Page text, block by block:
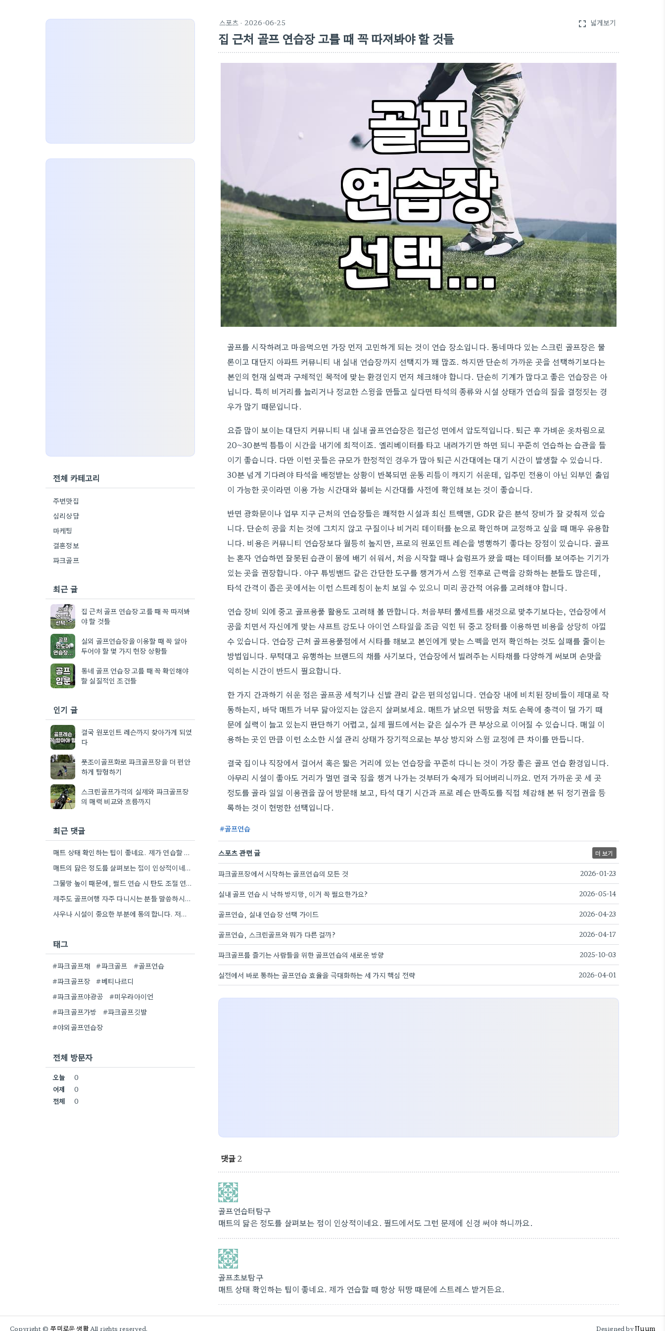
스포츠 · 2026-06-25 fullscreen 넓게보기
집 근처 골프 연습장 고를 때 꼭 따져봐야 할 것들
골프를 시작하려고 마음먹으면 가장 먼저 고민하게 되는 것이 연습 장소입니다. 동네마다 있는 스크린 골프장은 물
론이고 대단지 아파트 커뮤니티 내 실내 연습장까지 선택지가 꽤 많죠. 하지만 단순히 가까운 곳을 선택하기보다는
본인의 현재 실력과 구체적인 목적에 맞는 환경인지 먼저 체크해야 합니다. 단순히 기계가 많다고 좋은 연습장은 아
닙니다. 특히 비거리를 늘리거나 정교한 스윙을 만들고 싶다면 타석의 종류와 시설 상태가 연습의 질을 결정짓는 경
우가 많기 때문입니다.
요즘 많이 보이는 대단지 커뮤니티 내 실내 골프연습장은 접근성 면에서 압도적입니다. 퇴근 후 가벼운 옷차림으로
20~30분씩 틈틈이 시간을 내기에 최적이죠. 엘리베이터를 타고 내려가기만 하면 되니 꾸준히 연습하는 습관을 들
이기 좋습니다. 다만 이런 곳들은 규모가 한정적인 경우가 많아 퇴근 시간대에는 대기 시간이 발생할 수 있습니다.
30분 넘게 기다려야 타석을 배정받는 상황이 반복되면 운동 리듬이 깨지기 쉬운데, 입주민 전용이 아닌 외부인 출입
이 가능한 곳이라면 이용 가능 시간대와 붐비는 시간대를 사전에 확인해 보는 것이 좋습니다.
반면 광화문이나 업무 지구 근처의 연습장들은 쾌적한 시설과 최신 트랙맨, GDR 같은 분석 장비가 잘 갖춰져 있습
니다. 단순히 공을 치는 것에 그치지 않고 구질이나 비거리 데이터를 눈으로 확인하며 교정하고 싶을 때 매우 유용합
니다. 비용은 커뮤니티 연습장보다 월등히 높지만, 프로의 원포인트 레슨을 병행하기 좋다는 장점이 있습니다. 골프
는 혼자 연습하면 잘못된 습관이 몸에 배기 쉬워서, 처음 시작할 때나 슬럼프가 왔을 때는 데이터를 보여주는 기기가
있는 곳을 권장합니다. 야구 튜빙밴드 같은 간단한 도구를 챙겨가서 스윙 전후로 근력을 강화하는 분들도 많은데,
타석 간격이 좁은 곳에서는 이런 스트레칭이 눈치 보일 수 있으니 미리 공간적 여유를 고려해야 합니다.
연습 장비 외에 중고 골프용품 활용도 고려해 볼 만합니다. 처음부터 풀세트를 새것으로 맞추기보다는, 연습장에서
공을 치면서 자신에게 맞는 샤프트 강도나 아이언 스타일을 조금 익힌 뒤 중고 장터를 이용하면 비용을 상당히 아낄
수 있습니다. 연습장 근처 골프용품점에서 시타를 해보고 본인에게 맞는 스펙을 먼저 확인하는 것도 실패를 줄이는
방법입니다. 무턱대고 유행하는 브랜드의 채를 사기보다, 연습장에서 빌려주는 시타채를 다양하게 써보며 손맛을
익히는 시간이 반드시 필요합니다.
한 가지 간과하기 쉬운 점은 골프공 세척기나 신발 관리 같은 편의성입니다. 연습장 내에 비치된 장비들이 제대로 작
동하는지, 바닥 매트가 너무 닳아있지는 않은지 살펴보세요. 매트가 낡으면 뒤땅을 쳐도 손목에 충격이 덜 가기 때
문에 실력이 늘고 있는지 판단하기 어렵고, 실제 필드에서는 같은 실수가 큰 부상으로 이어질 수 있습니다. 매일 이
용하는 곳인 만큼 이런 소소한 시설 관리 상태가 장기적으로는 부상 방지와 스윙 교정에 큰 차이를 만듭니다.
결국 집이나 직장에서 걸어서 혹은 짧은 거리에 있는 연습장을 꾸준히 다니는 것이 가장 좋은 골프 연습 환경입니다.
아무리 시설이 좋아도 거리가 멀면 결국 짐을 챙겨 나가는 것부터가 숙제가 되어버리니까요. 먼저 가까운 곳 세 곳
정도를 골라 일일 이용권을 끊어 방문해 보고, 타석 대기 시간과 프로 레슨 만족도를 직접 체감해 본 뒤 정기권을 등
록하는 것이 현명한 선택입니다.
골프연습
스포츠 관련 글 더 보기
파크골프장에서 시작하는 골프연습의 모든 것 2026-01-23
실내 골프 연습 시 낙하 방지망, 이거 꼭 필요한가요? 2026-05-14
골프연습, 실내 연습장 선택 가이드 2026-04-23
골프연습, 스크린골프와 뭐가 다른 걸까? 2026-04-17
파크골프를 즐기는 사람들을 위한 골프연습의 새로운 방향 2025-10-03
실전에서 바로 통하는 골프연습 효율을 극대화하는 세 가지 핵심 전략 2026-04-01
댓글2
골프연습터탐구
매트의 닳은 정도를 살펴보는 점이 인상적이네요. 필드에서도 그런 문제에 신경 써야 하니까요.
골프초보탐구
매트 상태 확인하는 팁이 좋네요. 제가 연습할 때 항상 뒤땅 때문에 스트레스 받거든요.
전체 카테고리
주변맛집
심리상담
마케팅
결혼정보
파크골프
최근 글
집 근처 골프 연습장 고를 때 꼭 따져봐
야 할 것들
실외 골프연습장을 이용할 때 꼭 알아
두어야 할 몇 가지 현장 상황들
동네 골프 연습장 고를 때 꼭 확인해야
할 실질적인 조건들
인기 글
결국 원포인트 레슨까지 찾아가게 되었
다
풋조이골프화로 파크골프장을 더 편안
하게 탐험하기
스크린골프가격의 실제와 파크골프장
의 매력 비교와 흐름까지
최근 댓글
매트 상태 확인하는 팁이 좋네요. 제가 연습할 때 항상 뒤땅 때문에 스트레스 받거든요.
매트의 닳은 정도를 살펴보는 점이 인상적이네요. 필드에서도 그런 문제에 신경 써야 하니까요.
그물망 높이 때문에, 필드 연습 시 탄도 조절 연습에도 도움이 될 것 같아요.
제주도 골프여행 자주 다니시는 분들 말씀하시는 거 보니, 연습장 사우나 활용도 정말 중요하겠네요.
사우나 시설이 중요한 부분에 동의합니다. 저도 연습 후 샤워하는 게 제일 좋거든요.
태그
#파크골프채 #파크골프
#골프연습
#파크골프장
#베티나르디
#파크골프야광공
#미우라아이언
#파크골프가방
#파크골프깃발
#야외골프연습장
전체 방문자
오늘
0
어제
0
전체
0
Copyright ©쭈미로운 생활All rights reserved. Designed byJJuum